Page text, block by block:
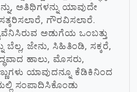
ಅತಿಥಿಗಳನ್ನು ಯಾವುದೇ
ಗೌರವಿಸಲಾರೆ.
ಅಡುಗೆಯ ಒಂಬತ್ತು
ಬೆಲ್ಲ, ಜೇನು, ಸಿಹಿತಿಂಡಿ, ಸಕ್ಕರೆ,
ಹಾಲು, ಮೊಸರು,
ಯಾವುದನ್ನೂ ಕೆಡಿಕಿನಿಂದ
ಸಂಪಾದಿಸಿಕೊಂಡು